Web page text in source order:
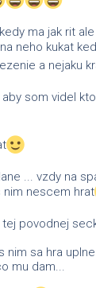
ma jak rit
neho kukat
a nejaku
som videl
... vzdy na
nim nescem hrat
povodnej
nim sa hra
mu dam...